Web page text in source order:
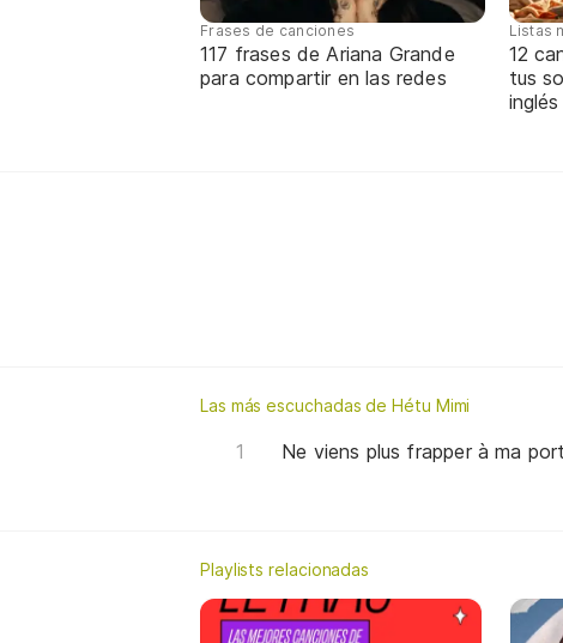
Frases de canciones
117 frases de Ariana Grande
para compartir en las redes
Listas
12
tus
inglés
Las más escuchadas de Hétu Mimi
Ne viens plus frapper à ma
Playlists relacionadas